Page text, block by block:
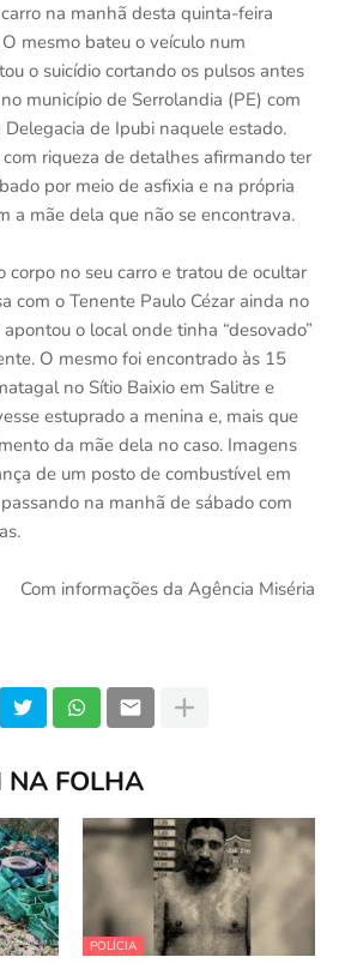
na manhã desta quinta-feira
mesmo bateu o veículo num
o suicídio cortando os pulsos antes
município de Serrolandia (PE) com
de Ipubi naquele estado.
riqueza de detalhes afirmando ter
por meio de asfixia e na própria
a mãe dela que não se encontrava.
corpo no seu carro e tratou de ocultar
com o Tenente Paulo Cézar ainda no
o local onde tinha “desovado”
O mesmo foi encontrado às 15
no Sítio Baixio em Salitre e
estuprado a menina e, mais que
da mãe dela no caso. Imagens
de um posto de combustível em
na manhã de sábado com
Com informações da Agência Miséria
NA FOLHA
POLÍCIA